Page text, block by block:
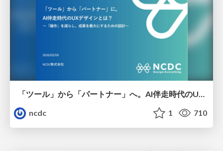
「ツール」から「パートナー」へ。AI伴走時代のUXデザインとは？～操作を減らし、成果を最大にするための設計～
ncdc
1 710